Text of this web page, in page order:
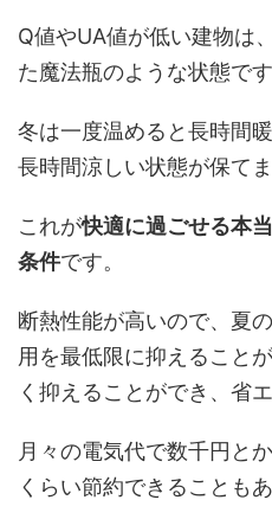
Q値やUA値が低い建物は
た魔法瓶のような状態です
冬は一度温めると長時間
長時間涼しい状態が保てま
これが快適に過ごせる本
条件です。
断熱性能が高いので、夏
用を最低限に抑えること
く抑えることができ、省
月々の電気代で数千円と
くらい節約できることもあ